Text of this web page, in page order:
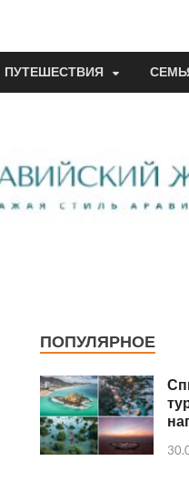
ПУТЕШЕСТВИЯ
ПОПУЛЯРНОЕ